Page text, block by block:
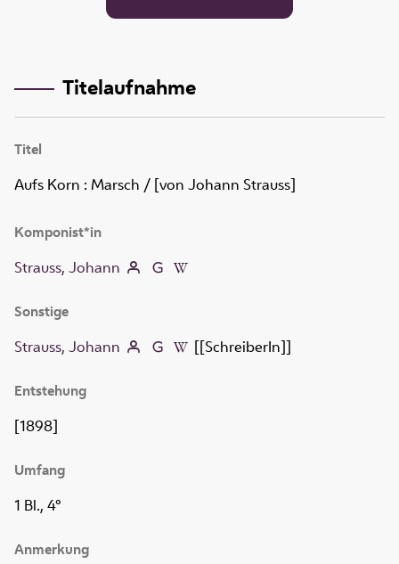
Titelaufnahme
Titel
Aufs Korn : Marsch / [von Johann Strauss]
Komponist*in
Strauss, Johann
Sonstige
Strauss, Johann [[SchreiberIn]]
Entstehung
[1898]
Umfang
1 Bl., 4°
Anmerkung